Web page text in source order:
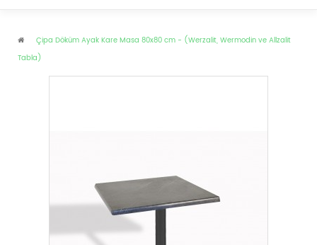
Çipa Döküm Ayak Kare Masa 80x80 cm - (Werzalit, Wermodin ve Allzalit
Tabla)